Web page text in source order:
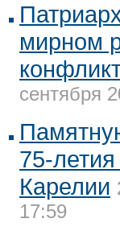
мирном
сентября
75-
Карелии
17:59